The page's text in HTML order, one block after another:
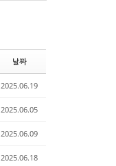
날짜
2025.06.19
2025.06.05
2025.06.09
2025.06.18